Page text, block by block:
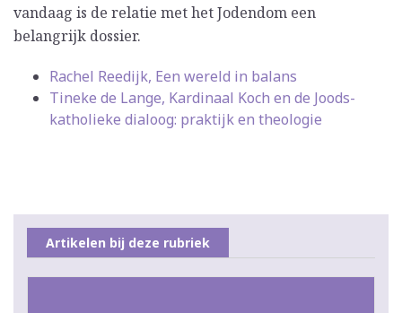
vandaag is de relatie met het Jodendom een
belangrijk dossier.
Rachel Reedijk, Een wereld in balans
Tineke de Lange, Kardinaal Koch en de Joods-
katholieke dialoog: praktijk en theologie
Artikelen bij deze rubriek